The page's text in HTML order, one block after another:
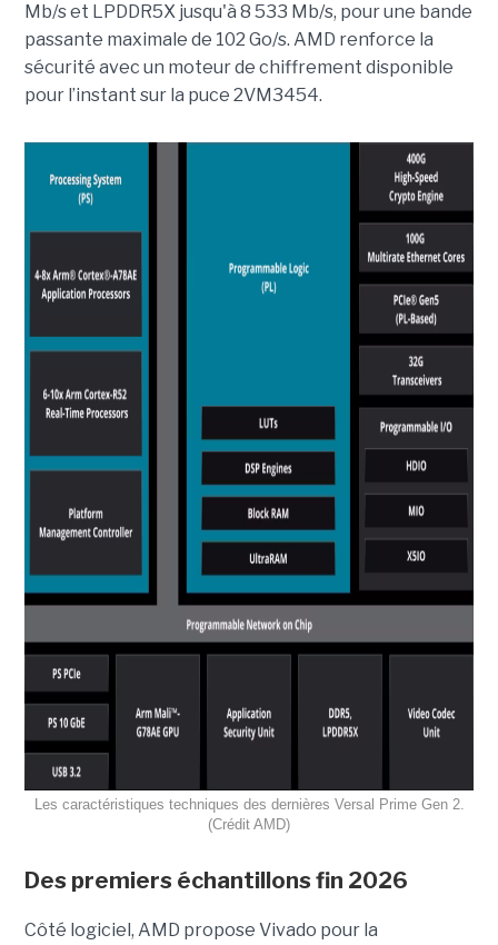
Mb/s et LPDDR5X jusqu'à 8 533 Mb/s, pour une bande
passante maximale de 102 Go/s. AMD renforce la
sécurité avec un moteur de chiffrement disponible
pour l’instant sur la puce 2VM3454.
Les caractéristiques techniques des dernières Versal Prime Gen 2.
(Crédit AMD)
Des premiers échantillons fin 2026
Côté logiciel, AMD propose Vivado pour la